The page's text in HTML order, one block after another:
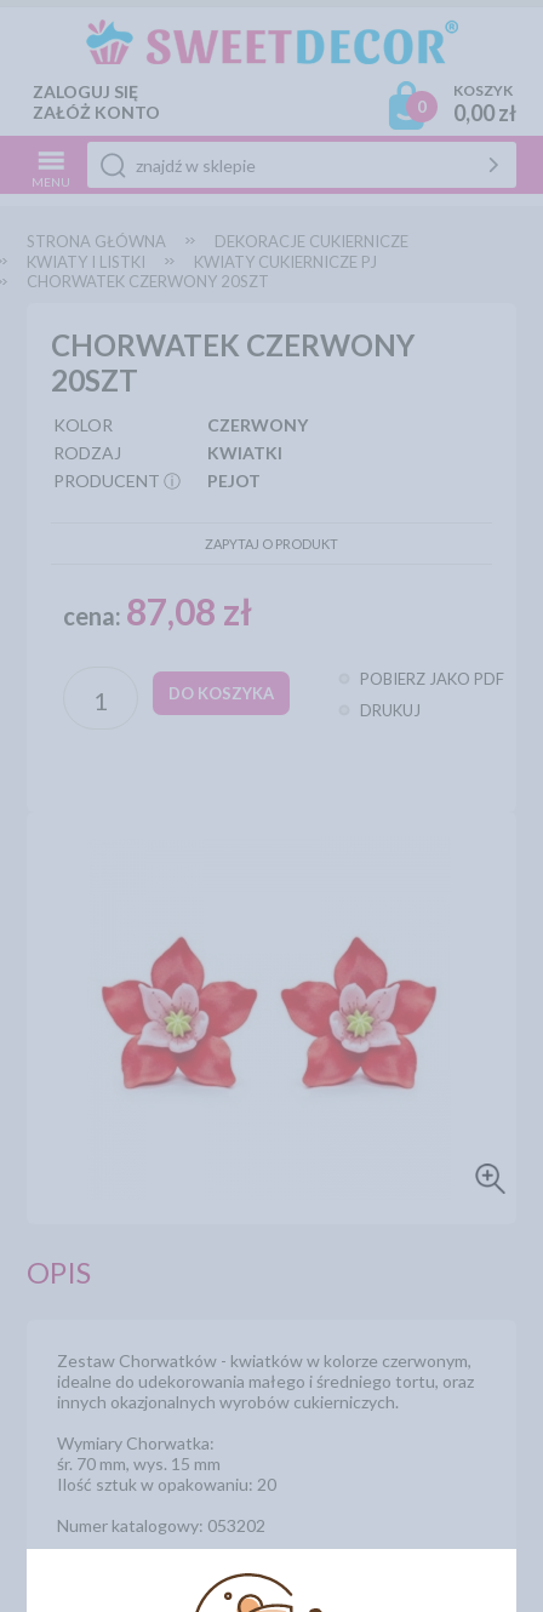
ZALOGUJ SIĘ
ZAŁÓŻ KONTO
0
KOSZYK
0,00 zł
MENU
STRONA GŁÓWNA
DEKORACJE CUKIERNICZE
KWIATY I LISTKI
KWIATY CUKIERNICZE PJ
CHORWATEK CZERWONY 20SZT
CHORWATEK CZERWONY
20SZT
KOLOR
CZERWONY
RODZAJ
KWIATKI
PRODUCENT ⓘ
PEJOT
ZAPYTAJ O PRODUKT
cena: 87,08 zł
DO KOSZYKA
POBIERZ JAKO PDF
DRUKUJ
OPIS
Zestaw Chorwatków - kwiatków w kolorze czerwonym,
idealne do udekorowania małego i średniego tortu, oraz
innych okazjonalnych wyrobów cukierniczych.
Wymiary Chorwatka:
śr. 70 mm, wys. 15 mm
Ilość sztuk w opakowaniu: 20
Numer katalogowy: 053202